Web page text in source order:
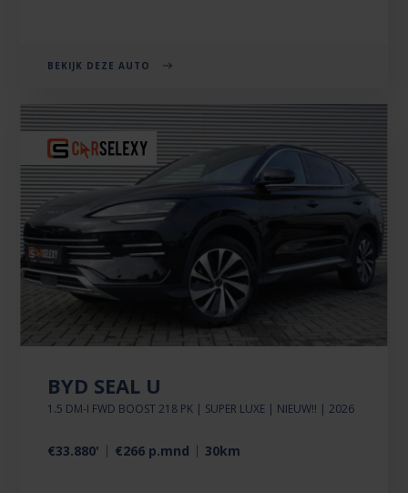
BEKIJK DEZE AUTO
BYD SEAL U
1.5 DM-I FWD BOOST 218 PK | SUPER LUXE | NIEUW!! | 2026
€33.880' €266 p.mnd 30km